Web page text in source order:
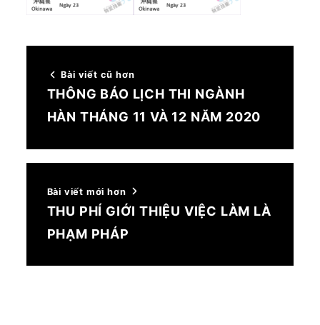
Bài viết cũ hơn
THÔNG BÁO LỊCH THI NGÀNH
HÀN THÁNG 11 VÀ 12 NĂM 2020
Bài viết mới hơn
THU PHÍ GIỚI THIỆU VIỆC LÀM LÀ
PHẠM PHÁP